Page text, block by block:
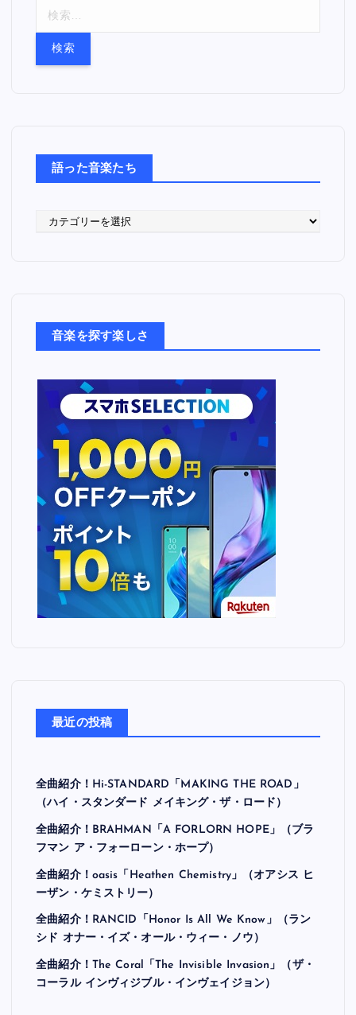
語った音楽たち
音楽を探す楽しさ
最近の投稿
全曲紹介！Hi-STANDARD「MAKING THE ROAD」
（ハイ・スタンダード メイキング・ザ・ロード）
全曲紹介！BRAHMAN「A FORLORN HOPE」（ブラ
フマン ア・フォーローン・ホープ）
全曲紹介！oasis「Heathen Chemistry」（オアシス ヒ
ーザン・ケミストリー）
全曲紹介！RANCID「Honor Is All We Know」（ラン
シド オナー・イズ・オール・ウィー・ノウ）
全曲紹介！The Coral「The Invisible Invasion」（ザ・
コーラル インヴィジブル・インヴェイジョン）